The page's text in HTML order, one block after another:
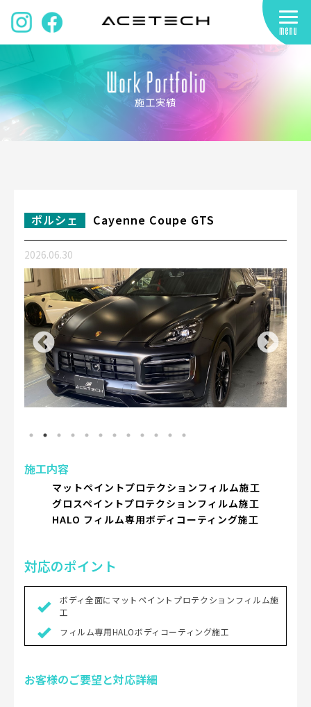
施工実績
ポルシェ Cayenne Coupe GTS
2026.06.30
施工内容
マットペイントプロテクションフィルム施工
グロスペイントプロテクションフィルム施工
HALO フィルム専用ボディコーティング施工
対応のポイント
ボディ全面にマットペイントプロテクションフィルム施
工
フィルム専用HALOボディコーティング施工
お客様のご要望と対応詳細